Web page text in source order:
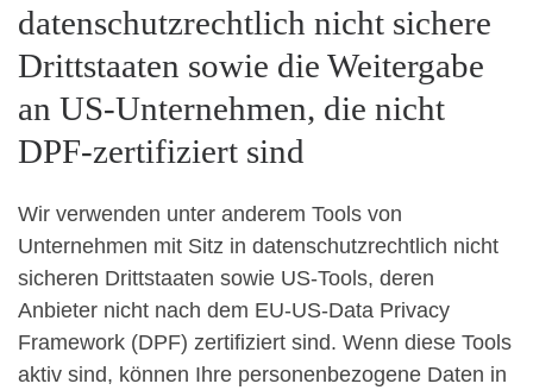
datenschutzrechtlich nicht sichere
Drittstaaten sowie die Weitergabe
an US-Unternehmen, die nicht
DPF-zertifiziert sind
Wir verwenden unter anderem Tools von
Unternehmen mit Sitz in datenschutzrechtlich nicht
sicheren Drittstaaten sowie US-Tools, deren
Anbieter nicht nach dem EU-US-Data Privacy
Framework (DPF) zertifiziert sind. Wenn diese Tools
aktiv sind, können Ihre personenbezogene Daten in